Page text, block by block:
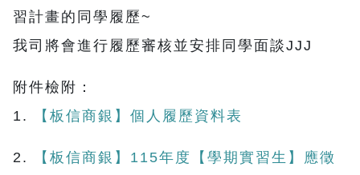
習計畫的同學履歷~
我司將會進行履歷審核並安排同學面談JJJ
附件檢附：
1.
【板信商銀】個人履歷資料表
2.
【板信商銀】115年度【學期實習生】應徵